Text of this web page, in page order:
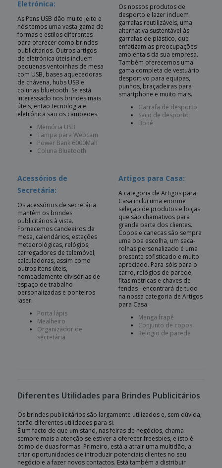
Eletrónica:
As Pens USB dão muito jeito e
nós temos uma vasta gama de
formas e estilos diferentes
para oferecer como brindes
publicitários. Outros artigos
de eletrónica úteis incluem
pequenas ventoinhas de mesa
com USB, bases aquecedoras
de chávena, hubs USB e
colunas bluetooth. Se está
interessado nos brindes mais
úteis, então tecnologia e
eletrónica são os campeões.
Memória USB
Tampa para Webcam
Power Bank 6000Mah
Coluna Bluetooth
Os nossos produtos de
desporto e lazer incluem
garrafas reutilizáveis, uma
alternativa sustentável às
garrafas de plástico, que
enfatizam as preocupações
ambientais da sua empresa.
Também oferecemos uma
gama completa de vestuário
desportivo para equipas,
punhos, braçadeiras para
smartphone e muito mais.
Garrafa de desporto
Saco de desporto
Boné
Acessórios de
Secretária:
Os acessórios de secretária
mantêm os brindes
publicitários à vista.
Fornecemos candeeiros de
mesa, calendários, estações
meteorológicas, relógios,
carregadores de telemóvel,
calculadoras, assim como
outros itens úteis,
nomeadamente divisórias de
espaço de trabalho
personalizadas e ponteiros
laser.
Porta lápis
Mealheiro
Organizador de
secretária
Artigos para Casa:
A categoria de Artigos para
Casa inclui uma enorme
seleção de produtos e loiças
que são chamativos para
grande parte dos clientes.
Copos e canecas são sempre
uma boa escolha, um saca-
rolhas personalizado é uma
presente sofisticado e muito
apreciado. Para-sóis para o
carro, relógios de parede,
fitas métricas e chaves de
fendas - encontrará de tudo
na nossa categoria de Artigos
para Casa.
Manga frapê
Conjunto de copos
Relógio de parede
Diferentes Utilidades para Brindes Publicitários
Os brindes publicitários são largamente utilizados e, sem dúvida,
terão diferentes utilidades para si.
É um facto de que um stand, nas feiras de negócios, chama
sempre mais a atenção se estiver a oferecer freesbies, e isto é
ótimo de duas formas. Primeiro, está a atrair uma multidão, a
criar oportunidades de introduzir potenciais clientes no seu
negócio e a fazer novos contactos. Está também a distribuir